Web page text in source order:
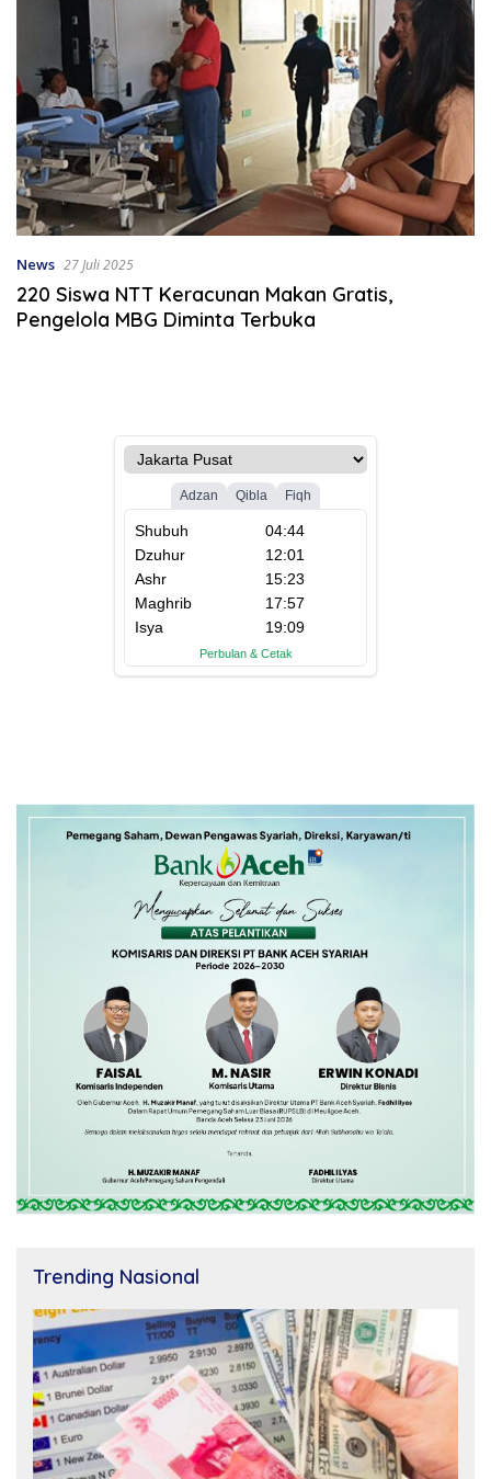
News 27 Juli 2025
220 Siswa NTT Keracunan Makan Gratis,
Pengelola MBG Diminta Terbuka
Trending Nasional